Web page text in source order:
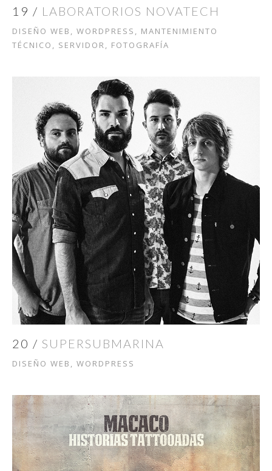
19 / LABORATORIOS NOVATECH
DISEÑO WEB, WORDPRESS, MANTENIMIENTO
TÉCNICO, SERVIDOR, FOTOGRAFÍA
20 / SUPERSUBMARINA
DISEÑO WEB, WORDPRESS